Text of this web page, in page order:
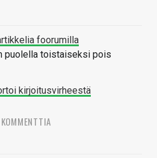
foorumilla
puolella toistaiseksi pois
kirjoitusvirheestä